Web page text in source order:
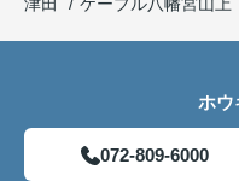
津田
ケーブル八幡宮山上
ホウ
072-809-6000